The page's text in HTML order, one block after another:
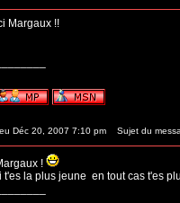
Margaux !!
Déc 20, 2007 7:10 pm Sujet du
!
t'es la plus jeune en tout cas t'es